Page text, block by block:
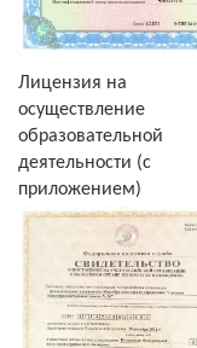
Лицензия на
осуществление
образовательной
деятельности (с
приложением)